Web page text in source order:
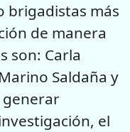
brigadistas más
de manera
son: Carla
Saldaña y
generar
el